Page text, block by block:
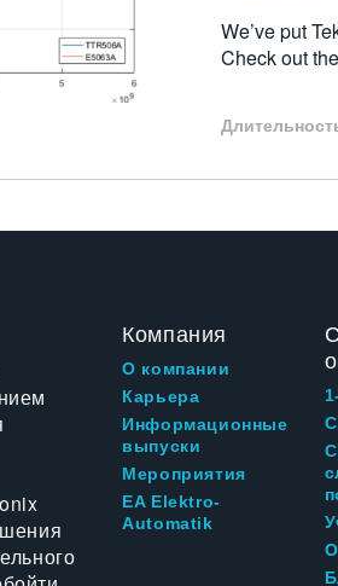
We’ve put
Check out
Компания
О компании
Карьера
Информационные
выпуски
Мероприятия
EA Elektro-
Automatik